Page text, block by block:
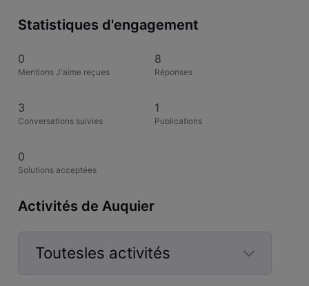
Statistiques d'engagement
0
Mentions J'aime reçues
8
Réponses
3
Conversations suivies
1
Publications
0
Solutions acceptées
Activités de Auquier
Toutesles activités